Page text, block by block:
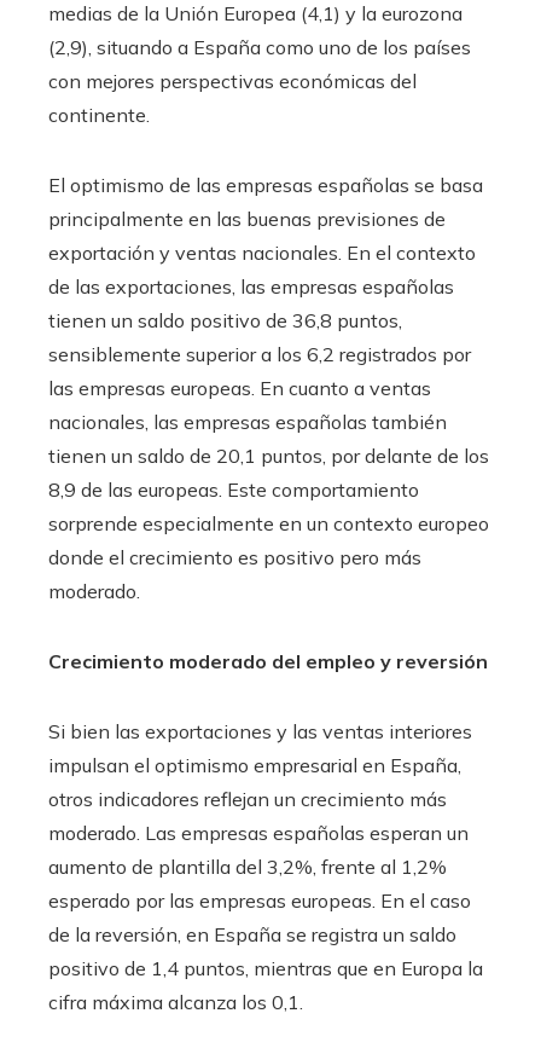
medias de la Unión Europea (4,1) y la eurozona
(2,9), situando a España como uno de los países
con mejores perspectivas económicas del
continente.
El optimismo de las empresas españolas se basa
principalmente en las buenas previsiones de
exportación y ventas nacionales. En el contexto
de las exportaciones, las empresas españolas
tienen un saldo positivo de 36,8 puntos,
sensiblemente superior a los 6,2 registrados por
las empresas europeas. En cuanto a ventas
nacionales, las empresas españolas también
tienen un saldo de 20,1 puntos, por delante de los
8,9 de las europeas. Este comportamiento
sorprende especialmente en un contexto europeo
donde el crecimiento es positivo pero más
moderado.
Crecimiento moderado del empleo y reversión
Si bien las exportaciones y las ventas interiores
impulsan el optimismo empresarial en España,
otros indicadores reflejan un crecimiento más
moderado. Las empresas españolas esperan un
aumento de plantilla del 3,2%, frente al 1,2%
esperado por las empresas europeas. En el caso
de la reversión, en España se registra un saldo
positivo de 1,4 puntos, mientras que en Europa la
cifra máxima alcanza los 0,1.